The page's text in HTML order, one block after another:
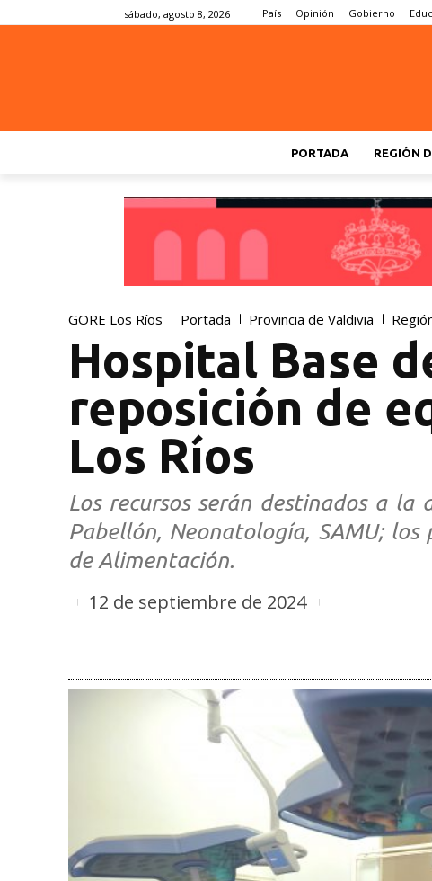
sábado, agosto 8, 2026 País Opinión Gobierno
PORTADA REGIÓN
GORE Los Ríos Portada Provincia de Valdivia
Hospital Base
reposición de
Los Ríos
Los recursos serán destinados a la
Pabellón, Neonatología, SAMU;
de Alimentación.
12 de septiembre de 2024